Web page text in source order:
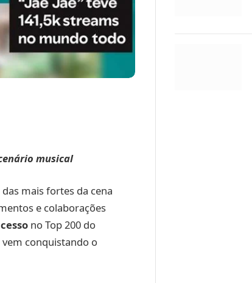
musical
mais fortes da cena
e colaborações
no Top 200 do
conquistando o